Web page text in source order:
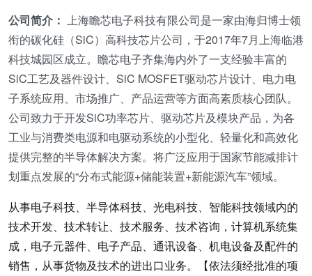
公司简介： 上海瞻芯电子科技有限公司是一家由海归博士领
衔的碳化硅（SiC）高科技芯片公司，于2017年7月上海临港
科技城园区成立。瞻芯电子齐集海内外了一支经验丰富的
SiC工艺及器件设计、SiC MOSFET驱动芯片设计、电力电
子系统应用、市场推广、产品运营等方面高素质核心团队。
公司致力于开发SiC功率芯片、驱动芯片及模块产品，为各
工业与消费类电源和电驱动系统的小型化、轻量化和高效化
提供完整的半导体解决方案。将广泛应用于国家节能减排计
划重点发展的“分布式能源+储能装置+新能源汽车”领域。
从事电子科技、半导体科技、光电科技、智能科技领域内的
技术开发、技术转让、技术服务、技术咨询，计算机系统集
成，电子元器件、电子产品、通讯设备、机电设备及配件的
销售，从事货物及技术的进出口业务。【依法须经批准的项